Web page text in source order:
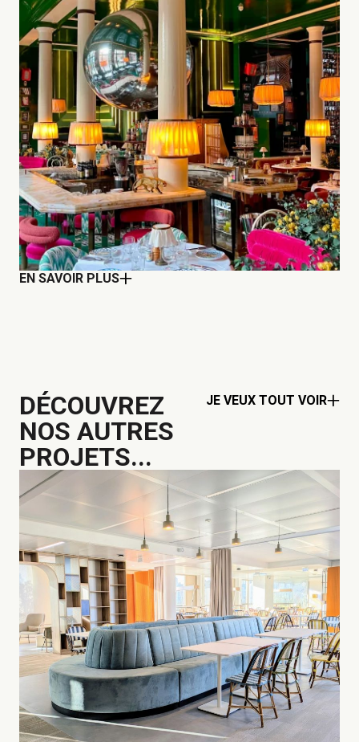
EN SAVOIR PLUS
DÉCOUVREZ
NOS AUTRES
PROJETS...
JE VEUX TOUT VOIR